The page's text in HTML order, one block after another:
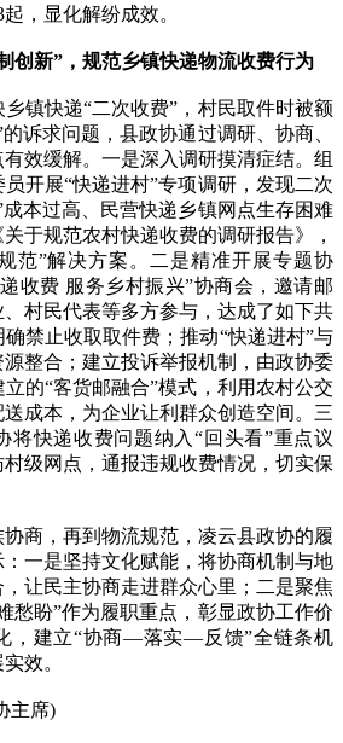
，显化解纷成效。
新”，规范乡镇快递物流收费行为
快递“二次收费”，村民取件时被额
诉求问题，县政协通过调研、协商、
效缓解。一是深入调研摸清症结。组
开展“快递进村”专项调研，发现二次
本过高、民营快递乡镇网点生存困难
于规范农村快递收费的调研报告》，
范”解决方案。二是精准开展专题协
收费 服务乡村振兴”协商会，邀请邮
村民代表等多方参与，达成了如下共
禁止收取取件费；推动“快递进村”与
整合；建立投诉举报机制，由政协委
的“客货邮融合”模式，利用农村公交
成本，为企业让利群众创造空间。三
将快递收费问题纳入“回头看”重点议
级网点，通报违规收费情况，切实保
，再到物流规范，凌云县政协的履
一是坚持文化赋能，将协商机制与地
让民主协商走进群众心里；二是聚焦
愁盼”作为履职重点，彰显政协工作价
，建立“协商—落实—反馈”全链条机
效。
主席)